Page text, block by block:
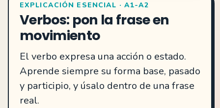
EXPLICACIÓN ESENCIAL · A1-A2
Verbos: pon la frase en
movimiento
El verbo expresa una acción o estado.
Aprende siempre su forma base, pasado
y participio, y úsalo dentro de una frase
real.